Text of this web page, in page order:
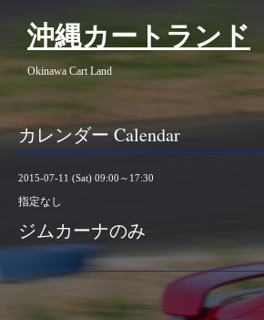
沖縄カートランド
Okinawa Cart Land
カレンダー Calendar
2015-07-11 (Sat) 09:00～17:30
指定なし
ジムカーナのみ